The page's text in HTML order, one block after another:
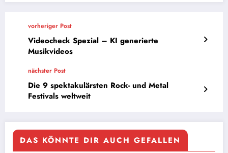
vorheriger Post
Videocheck Spezial – KI generierte
Musikvideos
nächster Post
Die 9 spektakulärsten Rock- und Metal
Festivals weltweit
DAS KÖNNTE DIR AUCH GEFALLEN